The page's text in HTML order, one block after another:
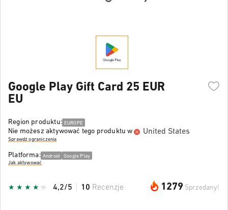
Google Play Gift Card 25 EUR
EU
Region produktu: EUROPE
Nie możesz aktywować tego produktu w United States
Sprawdź ograniczenia
Platforma: Android
Google Play
Jak aktywować
1279 Sprzedany!
4,2/5 10 Recenzje